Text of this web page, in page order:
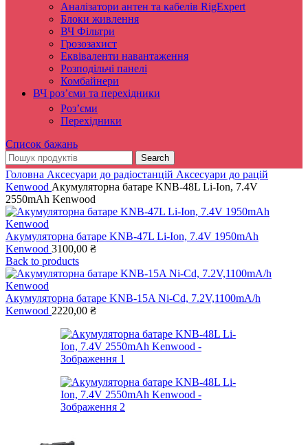
Аналізатори антен та кабелів RigExpert
Блоки живлення
ВЧ Фільтри
Грозозахист
Еквіваленти навантаження
Розподільчі панелі
Комбайнери
ВЧ роз’єми та перехідники
Роз’єми
Перехідники
Список бажань
Search
Головна Аксесуари до радіостанцій Аксесуари до рацій
Kenwood Акумуляторна батаре KNB-48L Li-Ion, 7.4V
2550mAh Kenwood
Акумуляторна батаре KNB-47L Li-Ion, 7.4V 1950mAh
Kenwood 3100,00 ₴
Back to products
Акумуляторна батаре KNB-15A Ni-Cd, 7.2V,1100mA/h
Kenwood 2220,00 ₴